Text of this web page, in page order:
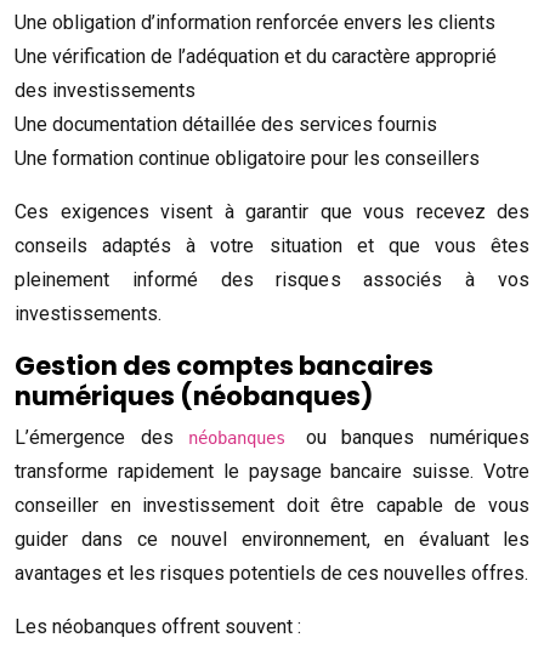
Une obligation d’information renforcée envers les clients
Une vérification de l’adéquation et du caractère approprié
des investissements
Une documentation détaillée des services fournis
Une formation continue obligatoire pour les conseillers
Ces exigences visent à garantir que vous recevez des
conseils adaptés à votre situation et que vous êtes
pleinement informé des risques associés à vos
investissements.
Gestion des comptes bancaires
numériques (néobanques)
L’émergence des néobanques ou banques numériques
transforme rapidement le paysage bancaire suisse. Votre
conseiller en investissement doit être capable de vous
guider dans ce nouvel environnement, en évaluant les
avantages et les risques potentiels de ces nouvelles offres.
Les néobanques offrent souvent :